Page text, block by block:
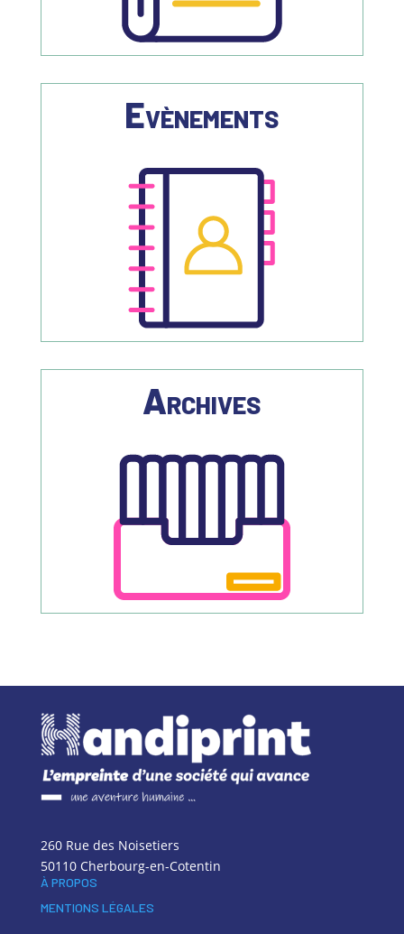
Evènements
Archives
260 Rue des Noisetiers
50110 Cherbourg-en-Cotentin
À PROPOS
MENTIONS LÉGALES